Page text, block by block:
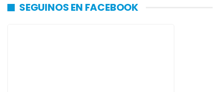
SEGUINOS EN FACEBOOK